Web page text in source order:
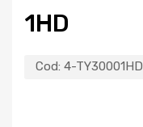
1HD
Cod: 4-TY30001HD